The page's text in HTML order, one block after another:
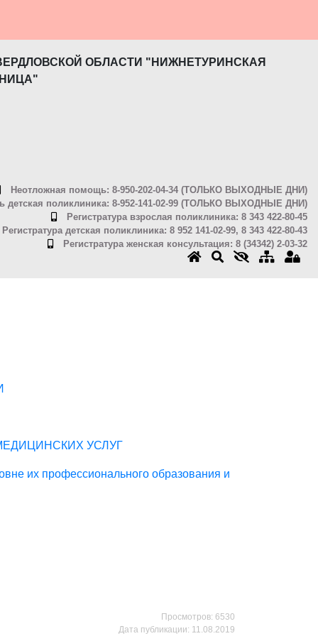
ОБЛАСТИ "НИЖНЕТУРИНСКАЯ
Неотложная помощь: 8-950-202-04-34 (ТОЛЬКО ВЫХОДНЫЕ ДНИ)
детская поликлиника: 8-952-141-02-99 (ТОЛЬКО ВЫХОДНЫЕ ДНИ)
Регистратура взрослая поликлиника: 8 343 422-80-45
Регистратура детская поликлиника: 8 952 141-02-99, 8 343 422-80-43
Регистратура женская консультация: 8 (34342) 2-03-32
УСЛУГ
их профессионального образования и
Просмотров: 6530
Дата публикации: 11.08.2019